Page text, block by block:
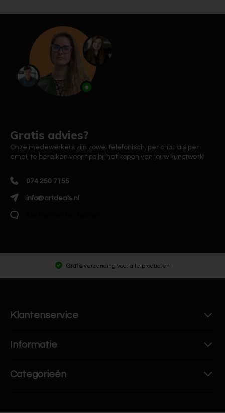
Gratis advies?
Onze medewerkers zijn zowel telefonisch, per chat als per
email te bereiken voor tips bij het kopen van jouw kunstwerk!
074 250 7155
info@artdeals.nl
Gratis verzending voor alle producten
Klantenservice
Informatie
Categorieën